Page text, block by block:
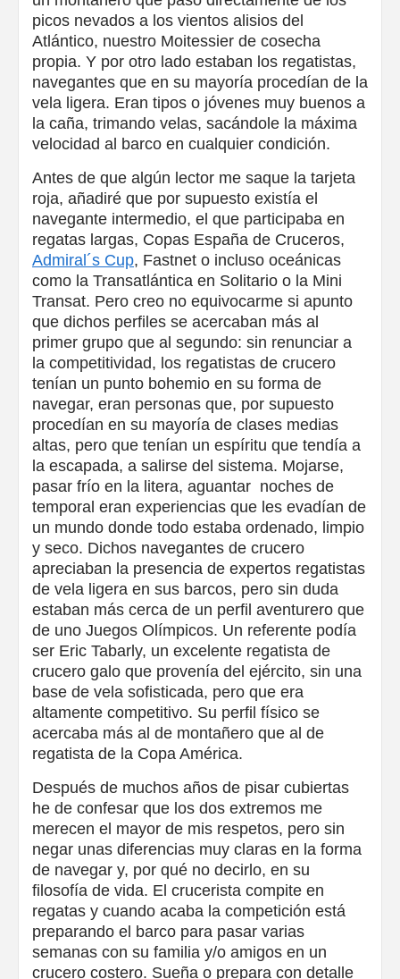
picos nevados a los vientos alisios del
Atlántico, nuestro Moitessier de cosecha
propia. Y por otro lado estaban los regatistas,
navegantes que en su mayoría procedían de la
vela ligera. Eran tipos o jóvenes muy buenos a
la caña, trimando velas, sacándole la máxima
velocidad al barco en cualquier condición.
Antes de que algún lector me saque la tarjeta
roja, añadiré que por supuesto existía el
navegante intermedio, el que participaba en
regatas largas, Copas España de Cruceros,
Admiral´s Cup, Fastnet o incluso oceánicas
como la Transatlántica en Solitario o la Mini
Transat. Pero creo no equivocarme si apunto
que dichos perfiles se acercaban más al
primer grupo que al segundo: sin renunciar a
la competitividad, los regatistas de crucero
tenían un punto bohemio en su forma de
navegar, eran personas que, por supuesto
procedían en su mayoría de clases medias
altas, pero que tenían un espíritu que tendía a
la escapada, a salirse del sistema. Mojarse,
pasar frío en la litera, aguantar noches de
temporal eran experiencias que les evadían de
un mundo donde todo estaba ordenado, limpio
y seco. Dichos navegantes de crucero
apreciaban la presencia de expertos regatistas
de vela ligera en sus barcos, pero sin duda
estaban más cerca de un perfil aventurero que
de uno Juegos Olímpicos. Un referente podía
ser Eric Tabarly, un excelente regatista de
crucero galo que provenía del ejército, sin una
base de vela sofisticada, pero que era
altamente competitivo. Su perfil físico se
acercaba más al de montañero que al de
regatista de la Copa América.
Después de muchos años de pisar cubiertas
he de confesar que los dos extremos me
merecen el mayor de mis respetos, pero sin
negar unas diferencias muy claras en la forma
de navegar y, por qué no decirlo, en su
filosofía de vida. El crucerista compite en
regatas y cuando acaba la competición está
preparando el barco para pasar varias
semanas con su familia y/o amigos en un
crucero costero. Sueña o prepara con detalle